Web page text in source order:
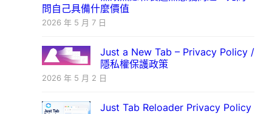
問自己具備什麼價值
2026 年 5 月 7 日
Just a New Tab – Privacy Policy /
隱私權保護政策
2026 年 5 月 2 日
Just Tab Reloader Privacy Policy